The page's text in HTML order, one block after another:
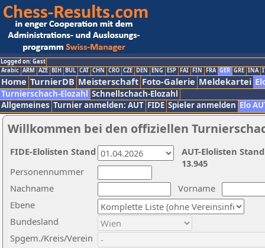
Logged on: Gast
Arabic ARM AZE BIH BUL CAT CHN CRO CZE DEN ENG ESP FAI FIN FRA GER GRE INA
Home TurnierDB Meisterschaft Foto-Galerie Meldekartei
Turnierschach-Elozahl Schnellschach-Elozahl
Allgemeines Turnier anmelden: AUT FIDE Spieler anmelden Elo
Willkommen bei den offiziellen
Nachname
Vorname
Ebene
Personennummer
Bundesland
Spgem./Kreis/Verein
AUT-Elolisten
13.945
FIDE-Elolisten Stand